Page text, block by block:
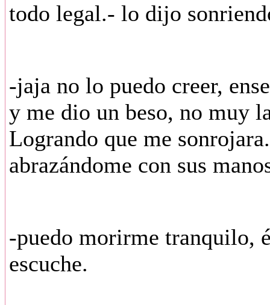
todo legal.- lo dijo
-jaja no lo puedo creer,
y me dio un beso, no muy
Logrando que me
abrazándome con sus
-puedo morirme tranquilo,
escuche.